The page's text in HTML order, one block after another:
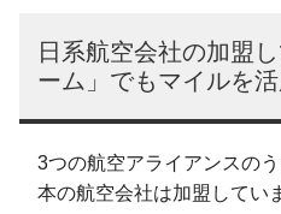
日系航空会社の加盟
ーム」でもマイルを
3つの航空アライアンスの
本の航空会社は加盟してい